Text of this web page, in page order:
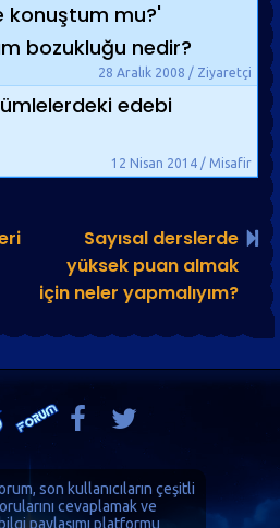
konuştum mu?'
bozukluğu nedir?
28 Aralık 2008 / Ziyaretçi
edebi
12 Nisan 2014 / Misafir
Sayısal derslerde
yüksek puan almak
için neler yapmalıyım?
, son kullanıcıların çeşitli
cevaplamak ve
paylaşımı platformu